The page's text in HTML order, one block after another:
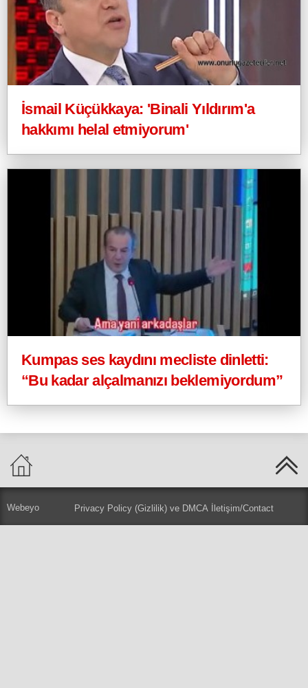
İsmail Küçükkaya: 'Binali Yıldırım'a
hakkımı helal etmiyorum'
Kumpas ses kaydını mecliste dinletti:
“Bu kadar alçalmanızı beklemiyordum”
Webeyo Privacy Policy (Gizlilik) ve DMCA İletişim/Contact